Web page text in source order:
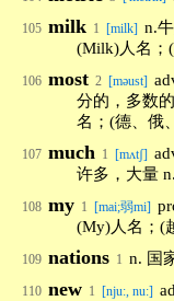
105 milk 1 [milk] n.
(Milk)人名；
106 most 2 [məust]
分的，多数
名；(德、俄
107 much 1 [mʌtʃ]
许多，大量
108 my 1 [mai;弱mi]
(My)人名；(
109 nations 1 n. 国
110 new 1 [nju:, nu:]